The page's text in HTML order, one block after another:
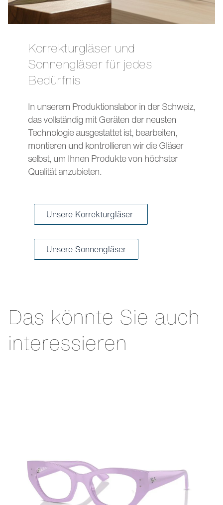
Korrekturgläser und
Sonnengläser für jedes
Bedürfnis
In unserem Produktionslabor in der Schweiz,
das vollständig mit Geräten der neusten
Technologie ausgestattet ist, bearbeiten,
montieren und kontrollieren wir die Gläser
selbst, um Ihnen Produkte von höchster
Qualität anzubieten.
Unsere Korrekturgläser
Unsere Sonnengläser
Das könnte Sie auch
interessieren